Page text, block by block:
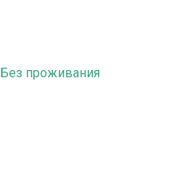
Без проживания